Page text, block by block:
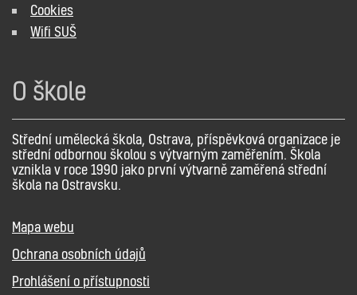
Cookies
Wifi SUŠ
O škole
Střední umělecká škola, Ostrava, příspěvková organizace je
střední odbornou školou s výtvarným zaměřením. Škola
vznikla v roce 1990 jako první výtvarně zaměřená střední
škola na Ostravsku.
Mapa webu
Ochrana osobních údajů
Prohlášení o přístupnosti